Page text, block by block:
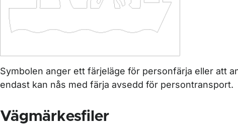
Symbolen anger ett färjeläge för personfärja eller att
endast kan nås med färja avsedd för persontransport.
Vägmärkesfiler